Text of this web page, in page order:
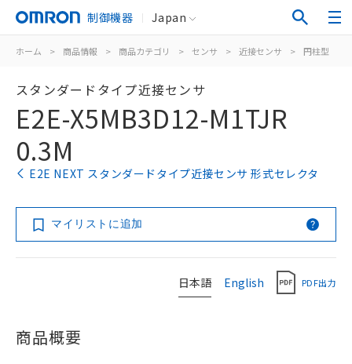
制御機器 Japan
ホーム > 商品情報 > 商品カテゴリ > センサ > 近接センサ > 円柱型
スタンダードタイプ近接センサ
E2E-X5MB3D12-M1TJR
0.3M
E2E NEXT スタンダードタイプ近接センサ 形式セレクタ
マイリストに追加
日本語 English PDF出力
商品概要